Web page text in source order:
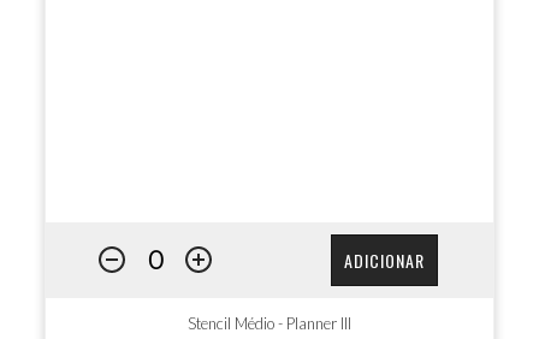
ADICIONAR
Stencil Médio - Planner III